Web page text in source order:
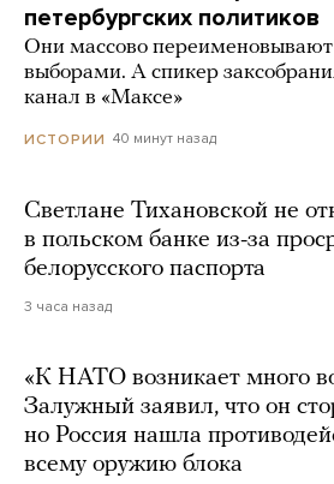
петербургских политиков
Они массово переименовывают
выборами. А спикер
канал в «Максе»
ИСТОРИИ 40 минут назад
Светлане Тихановской не
в польском банке из-за
белорусского паспорта
3 часа назад
«К НАТО возникает много
Залужный заявил, что он
но Россия нашла
всему оружию блока